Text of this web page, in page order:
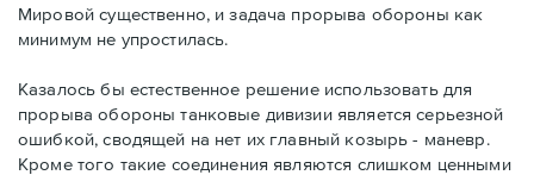
Мировой существенно, и задача прорыва обороны как
минимум не упростилась.
Казалось бы естественное решение использовать для
прорыва обороны танковые дивизии является серьезной
ошибкой, сводящей на нет их главный козырь - маневр.
Кроме того такие соединения являются слишком ценными